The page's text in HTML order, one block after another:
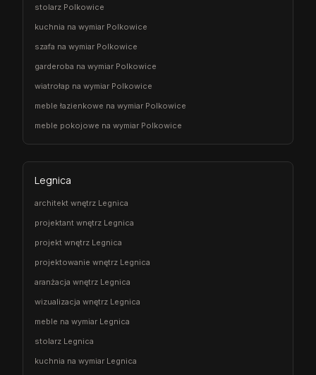
stolarz Polkowice
kuchnia na wymiar Polkowice
szafa na wymiar Polkowice
garderoba na wymiar Polkowice
wiatrołap na wymiar Polkowice
meble łazienkowe na wymiar Polkowice
meble pokojowe na wymiar Polkowice
Legnica
architekt wnętrz Legnica
projektant wnętrz Legnica
projekt wnętrz Legnica
projektowanie wnętrz Legnica
aranżacja wnętrz Legnica
wizualizacja wnętrz Legnica
meble na wymiar Legnica
stolarz Legnica
kuchnia na wymiar Legnica